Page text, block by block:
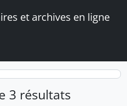
et archives en ligne
3 résultats